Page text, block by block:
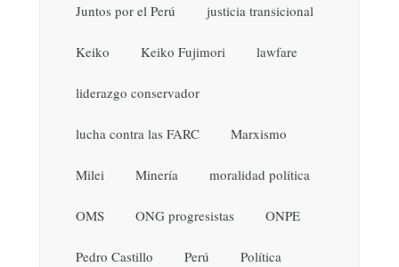
Juntos por el Perú justicia transicional
Keiko Keiko Fujimori lawfare
liderazgo conservador
lucha contra las FARC Marxismo
Milei Minería moralidad política
OMS ONG progresistas ONPE
Pedro Castillo Perú Política